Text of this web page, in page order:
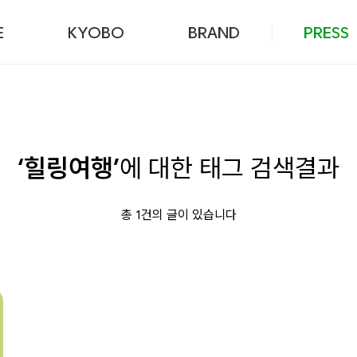
KYOBO BRAND PRESS
‘힐링여행’에 대한 태그 검색결과
총 1건의 글이 있습니다